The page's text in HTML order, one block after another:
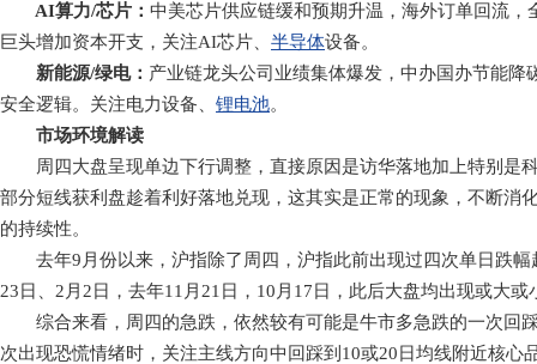
AI算力/芯片： 中美芯片供应链缓和预期升温，海外订单回流
巨头增加资本开支，关注AI芯片、 半导体设备。
新能源/绿电： 产业链龙头公司业绩集体爆发，中办国办节能降
安全逻辑。关注电力设备、 锂电池。
市场环境解读
周四大盘呈现单边下行调整，直接原因是访华落地加上特别是
部分短线获利盘趁着利好落地兑现，这其实是正常的现象，不断消
的持续性。
去年9月份以来，沪指除了周四，沪指此前出现过四次单日跌幅
23日、2月2日，去年11月21日，10月17日，此后大盘均出现或大或
综合来看，周四的急跌，依然较有可能是牛市多急跌的一次回
次出现恐慌情绪时，关注主线方向中回踩到10或20日均线附近核心